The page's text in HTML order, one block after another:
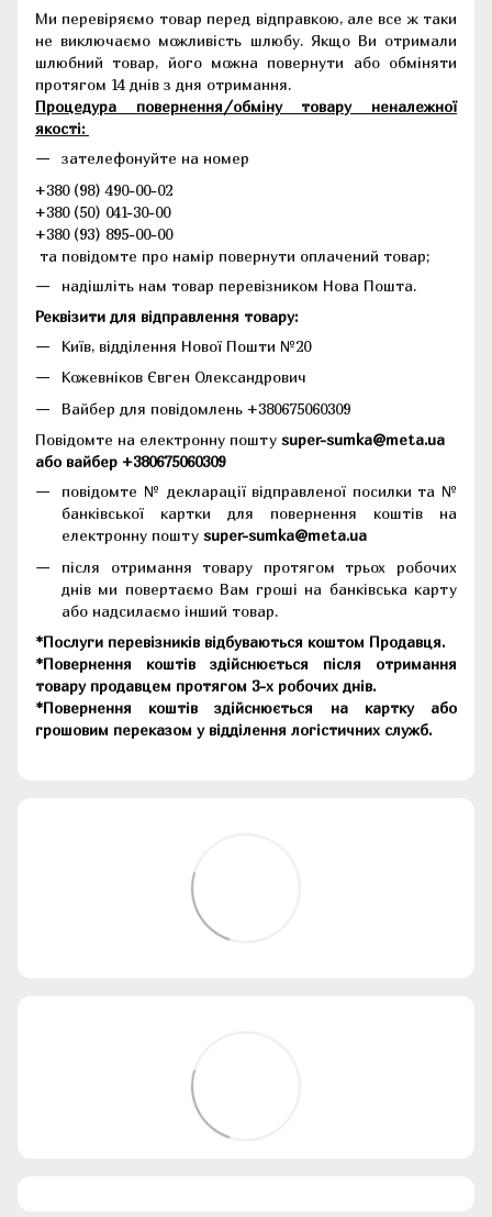
Ми перевіряємо товар перед відправкою, але все ж таки
не виключаємо можливість шлюбу. Якщо Ви отримали
шлюбний товар, його можна повернути або обміняти
протягом 14 днів з дня отримання.
Процедура повернення/обміну товару неналежної
якості:
зателефонуйте на номер
+380 (98) 490-00-02
+380 (50) 041-30-00
+380 (93) 895-00-00
та повідомте про намір повернути оплачений товар;
надішліть нам товар перевізником Нова Пошта.
Реквізити для відправлення товару:
Київ, відділення Нової Пошти №20
Кожевніков Євген Олександрович
Вайбер для повідомлень +380675060309
Повідомте на електронну пошту super-sumka@meta.ua
або вайбер +380675060309
повідомте № декларації відправленої посилки та №
банківської картки для повернення коштів на
електронну пошту super-sumka@meta.ua
після отримання товару протягом трьох робочих
днів ми повертаємо Вам гроші на банківська карту
або надсилаємо інший товар.
*Послуги перевізників відбуваються коштом Продавця.
*Повернення коштів здійснюється після отримання
товару продавцем протягом 3-х робочих днів.
*Повернення коштів здійснюється на картку або
грошовим переказом у відділення логістичних служб.